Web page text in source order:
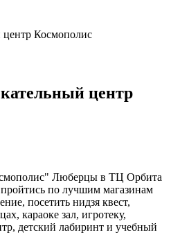
Космополис
центр
Люберцы в ТЦ Орбита
по лучшим магазинам
посетить нидзя квест,
караоке зал, игротеку,
детский лабиринт и учебный